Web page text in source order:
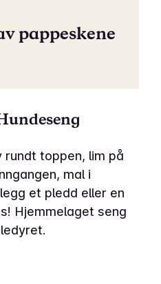
pappeskene
toppen, lim på
mal i
et pledd eller en
Hjemmelaget seng